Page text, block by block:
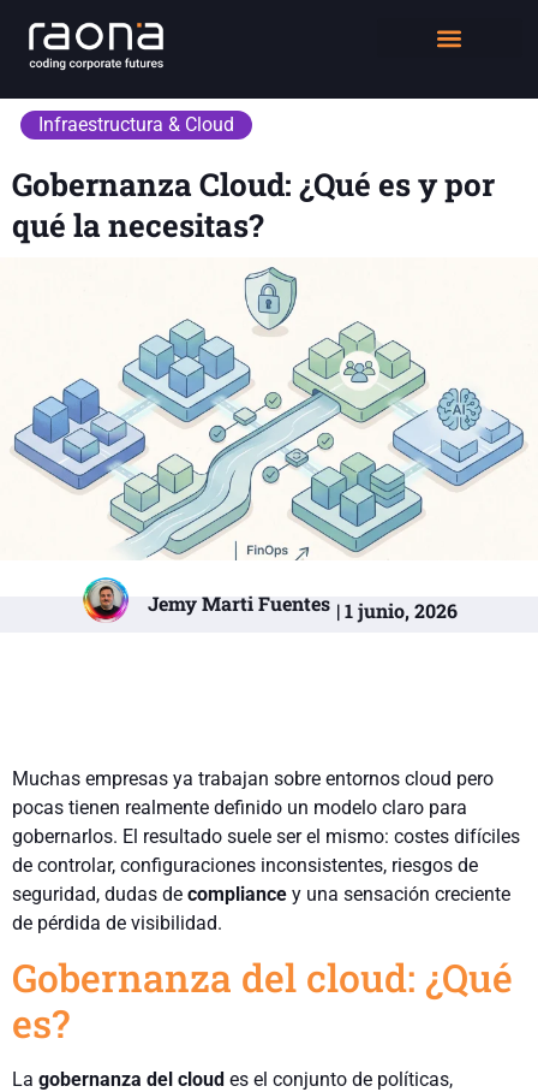
Infraestructura & Cloud
Gobernanza Cloud: ¿Qué es y por
qué la necesitas?
Jemy Marti Fuentes | 1 junio, 2026
Muchas empresas ya trabajan sobre entornos cloud pero
pocas tienen realmente definido un modelo claro para
gobernarlos. El resultado suele ser el mismo: costes difíciles
de controlar, configuraciones inconsistentes, riesgos de
seguridad, dudas de compliance y una sensación creciente
de pérdida de visibilidad.
Gobernanza del cloud: ¿Qué
es?
La gobernanza del cloud es el conjunto de políticas,